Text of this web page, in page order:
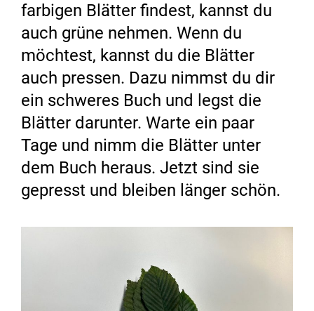
farbigen Blätter findest, kannst du
auch grüne nehmen. Wenn du
möchtest, kannst du die Blätter
auch pressen. Dazu nimmst du dir
ein schweres Buch und legst die
Blätter darunter. Warte ein paar
Tage und nimm die Blätter unter
dem Buch heraus. Jetzt sind sie
gepresst und bleiben länger schön.